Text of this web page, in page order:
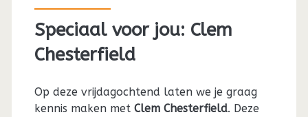
Speciaal voor jou: Clem
Chesterfield
Op deze vrijdagochtend laten we je graag
kennis maken met Clem Chesterfield. Deze